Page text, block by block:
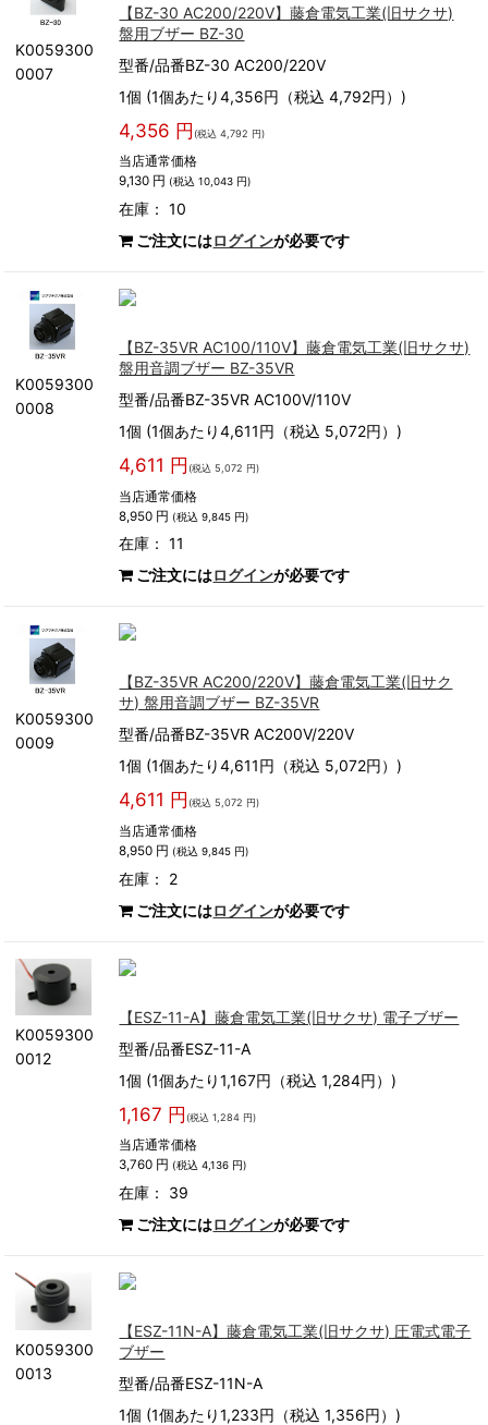
K0059300
0007
【BZ-30 AC200/220V】藤倉電気工業(旧サクサ)
盤用ブザー BZ-30
型番/品番BZ-30 AC200/220V
1個 (1個あたり4,356円（税込 4,792円）)
4,356 円 (税込 4,792 円)
当店通常価格
9,130 円 (税込 10,043 円)
在庫： 10
ご注文にはログインが必要です
K0059300
0008
【BZ-35VR AC100/110V】藤倉電気工業(旧サクサ)
盤用音調ブザー BZ-35VR
型番/品番BZ-35VR AC100V/110V
1個 (1個あたり4,611円（税込 5,072円）)
4,611 円 (税込 5,072 円)
当店通常価格
8,950 円 (税込 9,845 円)
在庫： 11
ご注文にはログインが必要です
K0059300
0009
【BZ-35VR AC200/220V】藤倉電気工業(旧サク
サ) 盤用音調ブザー BZ-35VR
型番/品番BZ-35VR AC200V/220V
1個 (1個あたり4,611円（税込 5,072円）)
4,611 円 (税込 5,072 円)
当店通常価格
8,950 円 (税込 9,845 円)
在庫： 2
ご注文にはログインが必要です
K0059300
0012
【ESZ-11-A】藤倉電気工業(旧サクサ) 電子ブザー
型番/品番ESZ-11-A
1個 (1個あたり1,167円（税込 1,284円）)
1,167 円 (税込 1,284 円)
当店通常価格
3,760 円 (税込 4,136 円)
在庫： 39
ご注文にはログインが必要です
K0059300
0013
【ESZ-11N-A】藤倉電気工業(旧サクサ) 圧電式電子
ブザー
型番/品番ESZ-11N-A
1個 (1個あたり1,233円（税込 1,356円）)